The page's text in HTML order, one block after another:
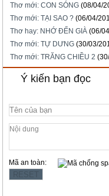
Thơ mới: CON SÓNG (08/04/
Thơ mới: TẠI SAO ? (06/04/
Thơ hay: NHỚ ĐẾN GIÀ (06/
Thơ mới: TỰ DƯNG (30/03/
Thơ mới: TRĂNG CHIỀU 2
Ý kiến bạn đọc
Mã an toàn: